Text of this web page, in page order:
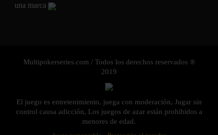
una marca
Multipokerseries.com / Todos los derechos reservados ®
2019
El juego es entretenimiento, juega con moderación, Jugar sin
control causa adicción, Los juegos de azar están prohibidos a
menores de edad.